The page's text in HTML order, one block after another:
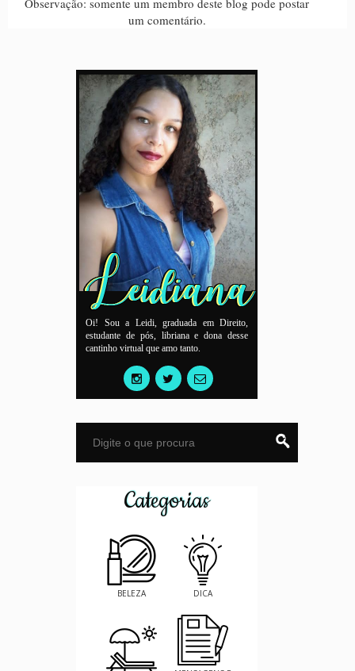
Observação: somente um membro deste blog pode postar
um comentário.
Oi! Sou a Leidi, graduada em Direito,
estudante de pós, libriana e dona desse
cantinho virtual que amo tanto.
Categorias
BELEZA DICA